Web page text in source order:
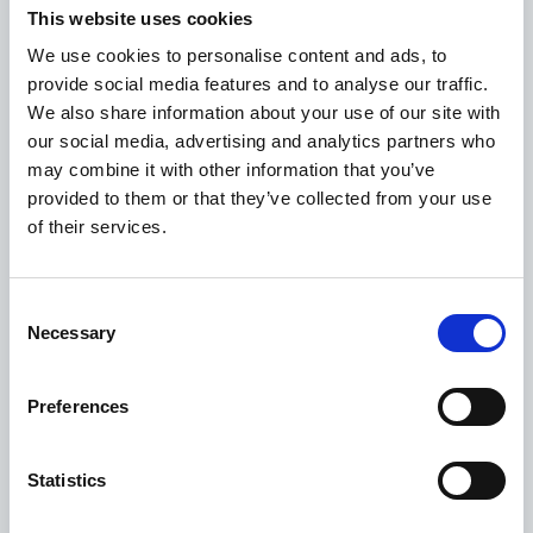
This website uses cookies
We use cookies to personalise content and ads, to
provide social media features and to analyse our traffic.
We also share information about your use of our site with
our social media, advertising and analytics partners who
may combine it with other information that you’ve
provided to them or that they’ve collected from your use
of their services.
Selection
Necessary
Preferences
Statistics
SCUDERIA MC PRAHA a.s.
Detaily